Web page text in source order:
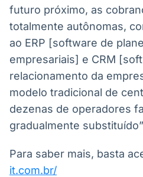
futuro próximo, as
totalmente autônomas,
ao ERP [software de
empresariais] e CRM
relacionamento da
modelo tradicional de
dezenas de operadores
gradualmente
Para saber mais, basta
it.com.br/